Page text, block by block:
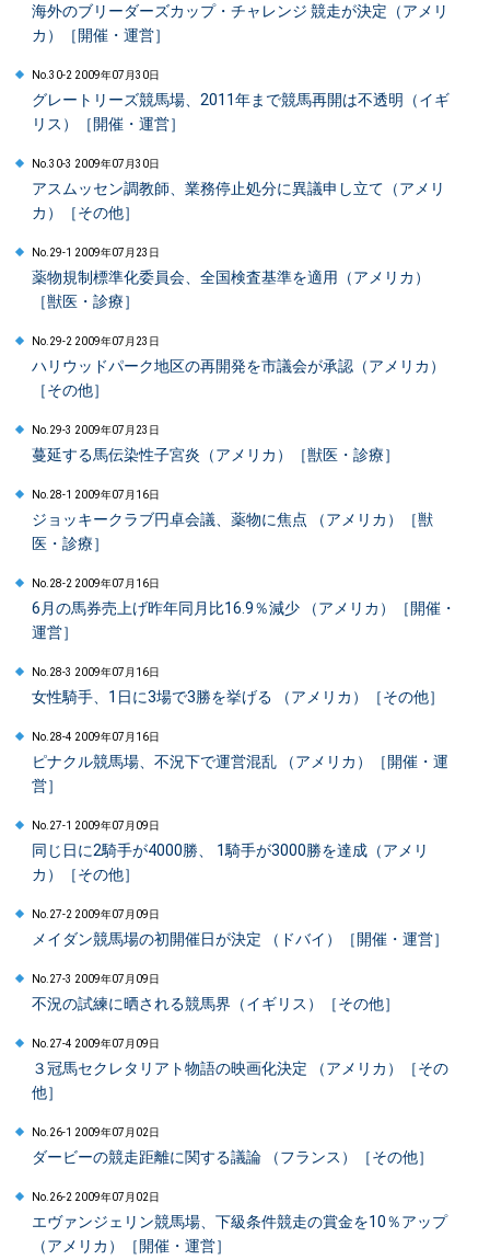
海外のブリーダーズカップ・チャレンジ 競走が決定（アメリ
カ）［開催・運営］
No.30-2 2009年07月30日
グレートリーズ競馬場、2011年まで競馬再開は不透明（イギ
リス）［開催・運営］
No.30-3 2009年07月30日
アスムッセン調教師、業務停止処分に異議申し立て（アメリ
カ）［その他］
No.29-1 2009年07月23日
薬物規制標準化委員会、全国検査基準を適用（アメリカ）
［獣医・診療］
No.29-2 2009年07月23日
ハリウッドパーク地区の再開発を市議会が承認（アメリカ）
［その他］
No.29-3 2009年07月23日
蔓延する馬伝染性子宮炎（アメリカ）［獣医・診療］
No.28-1 2009年07月16日
ジョッキークラブ円卓会議、薬物に焦点 （アメリカ）［獣
医・診療］
No.28-2 2009年07月16日
6月の馬券売上げ昨年同月比16.9％減少 （アメリカ）［開催・
運営］
No.28-3 2009年07月16日
女性騎手、1日に3場で3勝を挙げる （アメリカ）［その他］
No.28-4 2009年07月16日
ピナクル競馬場、不況下で運営混乱 （アメリカ）［開催・運
営］
No.27-1 2009年07月09日
同じ日に2騎手が4000勝、 1騎手が3000勝を達成（アメリ
カ）［その他］
No.27-2 2009年07月09日
メイダン競馬場の初開催日が決定 （ドバイ）［開催・運営］
No.27-3 2009年07月09日
不況の試練に晒される競馬界（イギリス）［その他］
No.27-4 2009年07月09日
３冠馬セクレタリアト物語の映画化決定 （アメリカ）［その
他］
No.26-1 2009年07月02日
ダービーの競走距離に関する議論 （フランス）［その他］
No.26-2 2009年07月02日
エヴァンジェリン競馬場、下級条件競走の賞金を10％アップ
（アメリカ）［開催・運営］